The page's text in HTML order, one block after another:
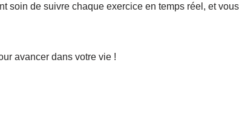
soin de suivre chaque exercice en temps réel, et
avancer dans votre vie !